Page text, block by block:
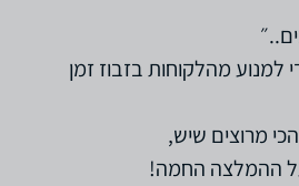
למנוע מהלקוחות בזבוז זמן
מרוצים שיש,
ההמלצה החמה!